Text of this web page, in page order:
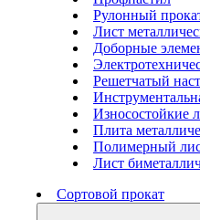
Рулонный
Лист
Доборные
Решетчатый
Износостойкие
Плита
Полимерный
Лист
Сортовой прокат